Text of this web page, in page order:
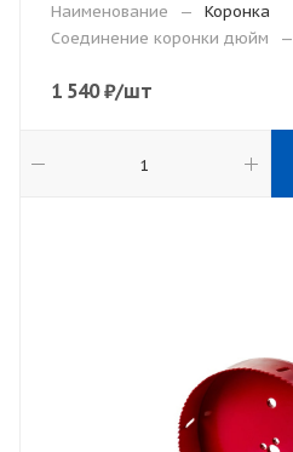
Наименование
—
Коронка
Соединение коронки дюйм
—
1 540₽/шт